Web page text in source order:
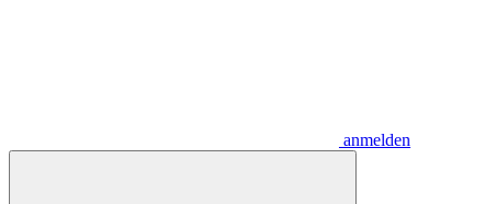
anmelden